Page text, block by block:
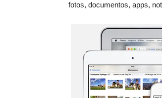
fotos, documentos, apps,